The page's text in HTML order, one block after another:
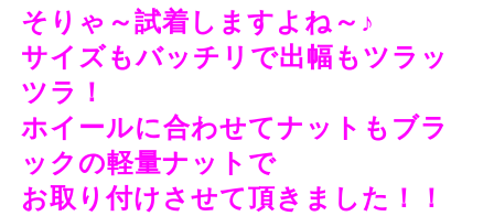
そりゃ～試着しますよね～♪
サイズもバッチリで出幅もツラッ
ツラ！
ホイールに合わせてナットもブラ
ックの軽量ナットで
お取り付けさせて頂きました！！